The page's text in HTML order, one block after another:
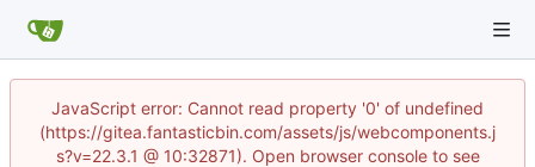
JavaScript error: Cannot read property '0' of undefined
(https://gitea.fantasticbin.com/assets/js/webcomponents.j
s?v=22.3.1 @ 10:32871). Open browser console to see